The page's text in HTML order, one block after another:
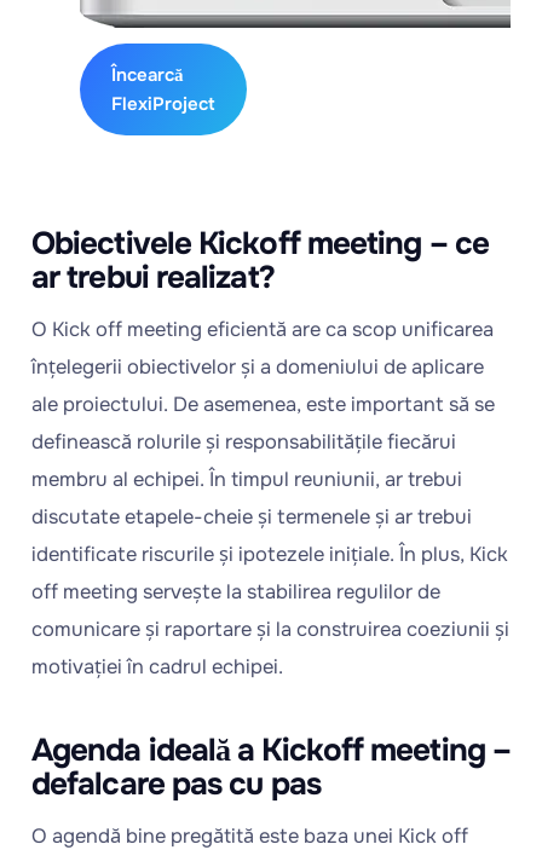
Încearcă
FlexiProject
Obiectivele Kickoff meeting – ce
ar trebui realizat?
O Kick off meeting eficientă are ca scop unificarea
înțelegerii obiectivelor și a domeniului de aplicare
ale proiectului. De asemenea, este important să se
definească rolurile și responsabilitățile fiecărui
membru al echipei. În timpul reuniunii, ar trebui
discutate etapele-cheie și termenele și ar trebui
identificate riscurile și ipotezele inițiale. În plus, Kick
off meeting servește la stabilirea regulilor de
comunicare și raportare și la construirea coeziunii și
motivației în cadrul echipei.
Agenda ideală a Kickoff meeting –
defalcare pas cu pas
O agendă bine pregătită este baza unei Kick off